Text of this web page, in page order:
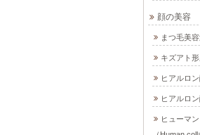
顔の美容
まつ毛美
キズアト
ヒアルロ
ヒアルロ
ヒューマ